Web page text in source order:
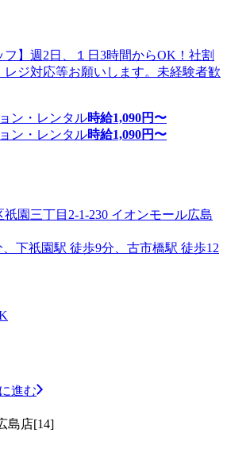
フ】週2日、１日3時間からOK！社割
ジ対応等お願いします。未経験者歓
ン・レンタル時給1,090円〜
ン・レンタル時給1,090円〜
園三丁目2-1-230 イオンモール広島
下祇園駅 徒歩9分、古市橋駅 徒歩12
進む
島店[14]